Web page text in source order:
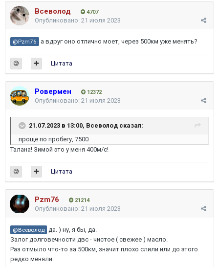
Всеволод 4707
Опубликовано: 21 июля 2023
@Pzm76 а вдруг оно отлично моет, через 500км уже менять?
Цитата
Ровермен 12372
Опубликовано: 21 июля 2023
21.07.2023 в 13:00, Всеволод сказал:
проще по пробегу, 7500
Талана! Зимой это у меня 400м/с!
Цитата
Pzm76 21214
Опубликовано: 21 июля 2023
@Всеволод
да. ) ну, я бы, да.
Залог долговечности двс - чистое ( свежее ) масло.
Раз отмыло что-то за 500км, значит плохо слили или до этого
редко меняли.